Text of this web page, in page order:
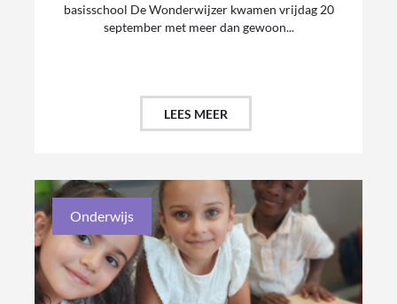
basisschool De Wonderwijzer kwamen vrijdag 20
september met meer dan gewoon...
LEES MEER
Onderwijs